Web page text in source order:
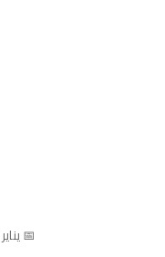
📅 يناير 7, 2026